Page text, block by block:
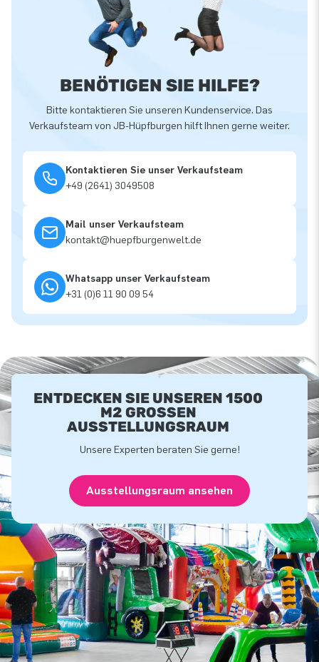
BENÖTIGEN SIE HILFE?
Bitte kontaktieren Sie unseren Kundenservice. Das
Verkaufsteam von JB-Hüpfburgen hilft Ihnen gerne weiter.
Kontaktieren Sie unser Verkaufsteam
+49 (2641) 3049508
Mail unser Verkaufsteam
kontakt@huepfburgenwelt.de
Whatsapp unser Verkaufsteam
+31 (0)6 11 90 09 54
ENTDECKEN SIE UNSEREN 1500
M2 GROSSEN A
USSTELLUNGSRAUM
Unsere Experten beraten Sie gerne!
Ausstellungsraum ansehen